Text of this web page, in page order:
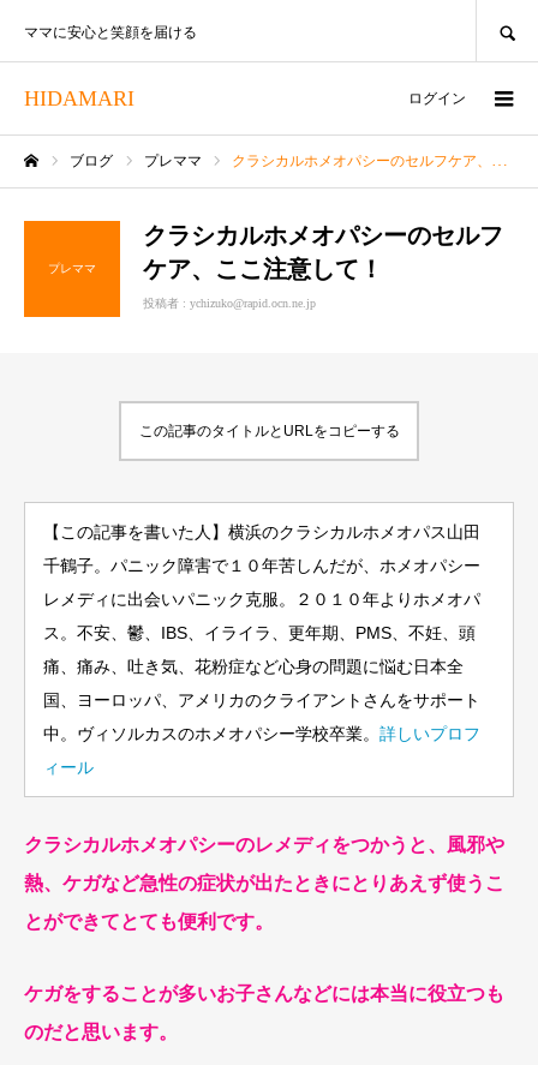
HIDAMARI
ママに安心と笑顔を届ける
ログイン
ブログ プレママ クラシカルホメオパシーのセルフケア、ここ注意して！
プレママ
クラシカルホメオパシーのセルフ
ケア、ここ注意して！
投稿者 : ychizuko@rapid.ocn.ne.jp
この記事のタイトルとURLをコピーする
【この記事を書いた人】横浜のクラシカルホメオパス山田
千鶴子。パニック障害で１０年苦しんだが、ホメオパシー
レメディに出会いパニック克服。２０１０年よりホメオパ
ス。不安、鬱、IBS、イライラ、更年期、PMS、不妊、頭
痛、痛み、吐き気、花粉症など心身の問題に悩む日本全
国、ヨーロッパ、アメリカのクライアントさんをサポート
中。ヴィソルカスのホメオパシー学校卒業。 詳しいプロフ
ィール
クラシカルホメオパシーのレメディをつかうと、風邪や
熱、ケガなど急性の症状が出たときにとりあえず使うこ
とができてとても便利です。
ケガをすることが多いお子さんなどには本当に役立つも
のだと思います。